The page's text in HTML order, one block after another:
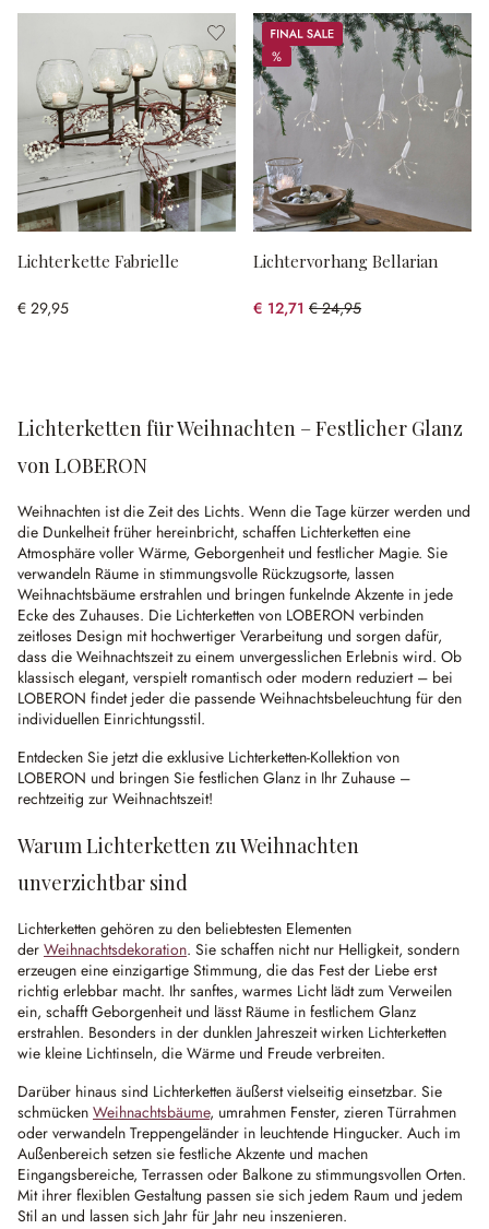
Lichterkette Fabrielle
€ 29,95
Sale
%
%
Lichtervorhang Bellarian
€ 12,71 € 24,95
(49.06% gespart)
Lichterketten für Weihnachten – Festlicher Glanz
von LOBERON
Weihnachten ist die Zeit des Lichts. Wenn die Tage kürzer werden und
die Dunkelheit früher hereinbricht, schaffen Lichterketten eine
Atmosphäre voller Wärme, Geborgenheit und festlicher Magie. Sie
verwandeln Räume in stimmungsvolle Rückzugsorte, lassen
Weihnachtsbäume erstrahlen und bringen funkelnde Akzente in jede
Ecke des Zuhauses. Die Lichterketten von LOBERON verbinden
zeitloses Design mit hochwertiger Verarbeitung und sorgen dafür,
dass die Weihnachtszeit zu einem unvergesslichen Erlebnis wird. Ob
klassisch elegant, verspielt romantisch oder modern reduziert – bei
LOBERON findet jeder die passende Weihnachtsbeleuchtung für den
individuellen Einrichtungsstil.
Entdecken Sie jetzt die exklusive Lichterketten-Kollektion von
LOBERON und bringen Sie festlichen Glanz in Ihr Zuhause –
rechtzeitig zur Weihnachtszeit!
Warum Lichterketten zu Weihnachten
unverzichtbar sind
Lichterketten gehören zu den beliebtesten Elementen
der Weihnachtsdekoration. Sie schaffen nicht nur Helligkeit, sondern
erzeugen eine einzigartige Stimmung, die das Fest der Liebe erst
richtig erlebbar macht. Ihr sanftes, warmes Licht lädt zum Verweilen
ein, schafft Geborgenheit und lässt Räume in festlichem Glanz
erstrahlen. Besonders in der dunklen Jahreszeit wirken Lichterketten
wie kleine Lichtinseln, die Wärme und Freude verbreiten.
Darüber hinaus sind Lichterketten äußerst vielseitig einsetzbar. Sie
schmücken Weihnachtsbäume, umrahmen Fenster, zieren Türrahmen
oder verwandeln Treppengeländer in leuchtende Hingucker. Auch im
Außenbereich setzen sie festliche Akzente und machen
Eingangsbereiche, Terrassen oder Balkone zu stimmungsvollen Orten.
Mit ihrer flexiblen Gestaltung passen sie sich jedem Raum und jedem
Stil an und lassen sich Jahr für Jahr neu inszenieren.